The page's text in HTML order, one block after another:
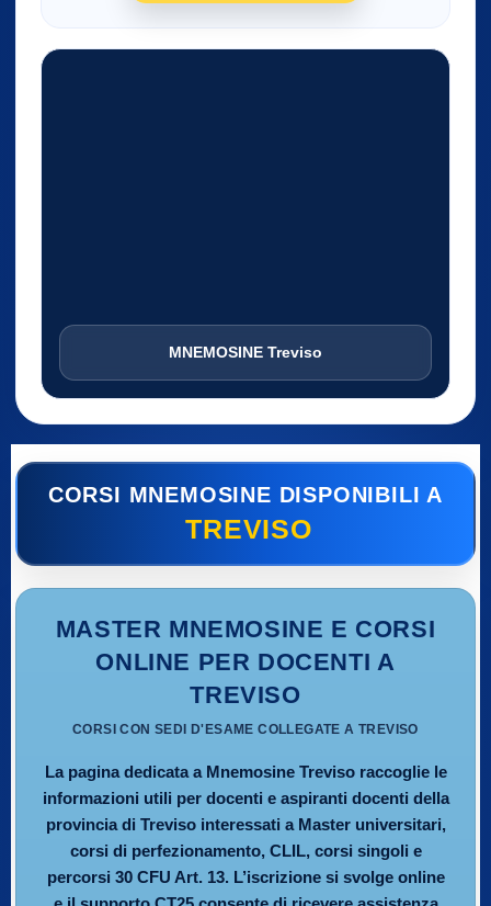
MNEMOSINE Treviso
CORSI MNEMOSINE DISPONIBILI A
TREVISO
MASTER MNEMOSINE E CORSI
ONLINE PER DOCENTI A
TREVISO
CORSI CON SEDI D'ESAME COLLEGATE A TREVISO
La pagina dedicata a Mnemosine Treviso raccoglie le
informazioni utili per docenti e aspiranti docenti della
provincia di Treviso interessati a Master universitari,
corsi di perfezionamento, CLIL, corsi singoli e
percorsi 30 CFU Art. 13. L’iscrizione si svolge online